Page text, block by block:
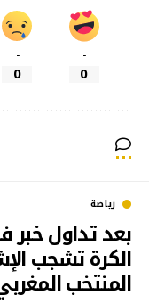
-
0
-
0
رياضة
بعد تداول خبر
الكرة تشجب
المنتخب